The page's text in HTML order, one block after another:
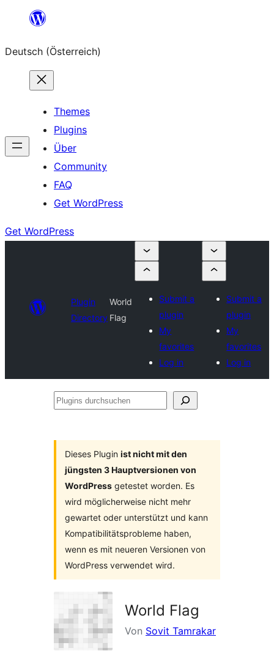
springen
Deutsch (Österreich)
Themes
Plugins
Über
Community
FAQ
Get WordPress
Get WordPress
Plugin
Directory
World
Flag
Submit a
plugin
My
favorites
Log in
Submit a
plugin
My
favorites
Log in
Plugins
Dieses Plugin ist nicht mit den
jüngsten 3 Hauptversionen von
WordPress getestet worden. Es
wird möglicherweise nicht mehr
gewartet oder unterstützt und kann
Kompatibilitätsprobleme haben,
wenn es mit neueren Versionen von
WordPress verwendet wird.
World Flag
Von Sovit Tamrakar